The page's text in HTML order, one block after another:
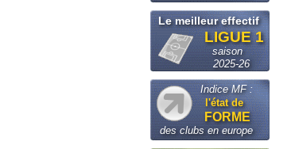
Le meilleur effectif
LIGUE 1
saison
2025-26
Indice MF :
l'état de
FORME
des clubs en europe